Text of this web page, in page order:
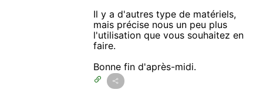
Il y a d'autres type de matériels,
mais précise nous un peu plus
l'utilisation que vous souhaitez en
faire.
Bonne fin d'après-midi.